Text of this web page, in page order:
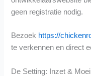
geen registratie nodig.
Bezoek https://
te verkennen en direct
De Setting: Inzet &